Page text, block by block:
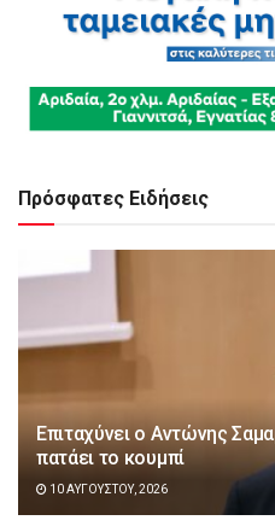
Πρόσφατες Ειδήσεις
Επιταχύνει ο Αντώνης
πατάει το κουμπί
10 ΑΥΓΟΎΣΤΟΥ, 2026